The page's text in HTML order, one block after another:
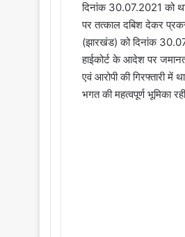
दिनांक 30.07.2021 को
पर तत्काल दबिश देकर
(झारखंड) को दिनांक
हाईकोर्ट के आदेश पर
एवं आरोपी की गिरफ्तारी
भगत की महत्वपूर्ण भूमिका